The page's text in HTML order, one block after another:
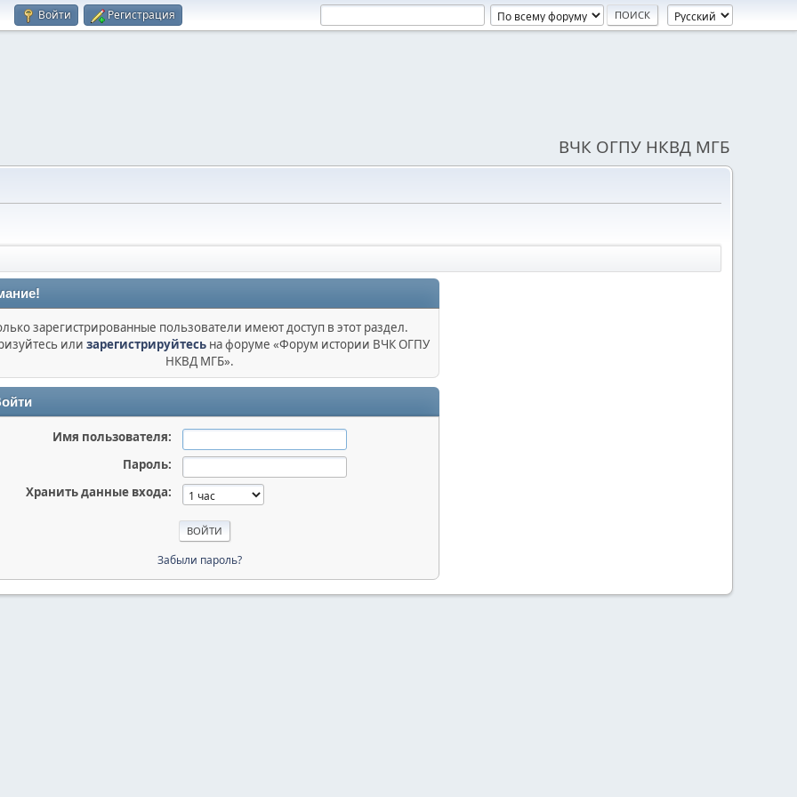
Войти Регистрация
ВЧК ОГПУ НКВД МГБ
зарегистрированные пользователи имеют доступ в этот раздел.
или зарегистрируйтесьна форуме «Форум истории ВЧК ОГПУ
НКВД МГБ».
Имя пользователя:
Пароль:
Хранить данные входа:
Забыли пароль?